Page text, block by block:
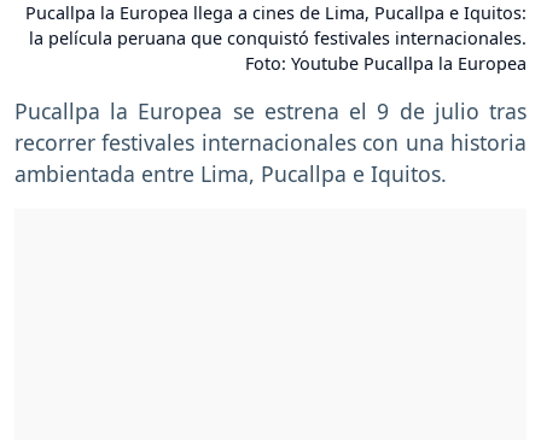
Pucallpa la Europea llega a cines de Lima, Pucallpa e Iquitos:
la película peruana que conquistó festivales internacionales.
Foto: Youtube Pucallpa la Europea
Pucallpa la Europea se estrena el 9 de julio tras
recorrer festivales internacionales con una historia
ambientada entre Lima, Pucallpa e Iquitos.